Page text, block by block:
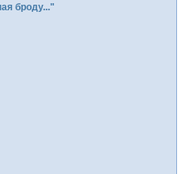
броду..."